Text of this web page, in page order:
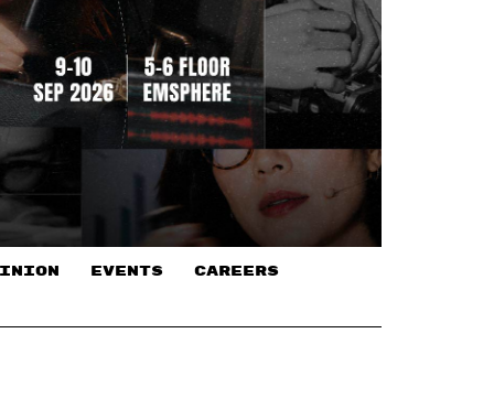
EVENTS CAREERS